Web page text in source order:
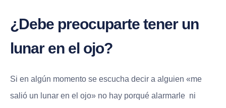
¿Debe preocuparte tener un
lunar en el ojo?
Si en algún momento se escucha decir a alguien «me
salió un lunar en el ojo» no hay porqué alarmarle ni